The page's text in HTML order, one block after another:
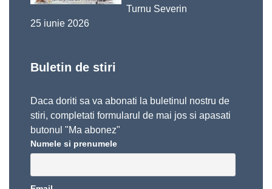
Turnu Severin
25 iunie 2026
Buletin de stiri
Daca doriti sa va abonati la buletinul nostru de
stiri, completati formularul de mai jos si apasati
butonul "Ma abonez"
Numele si prenumele